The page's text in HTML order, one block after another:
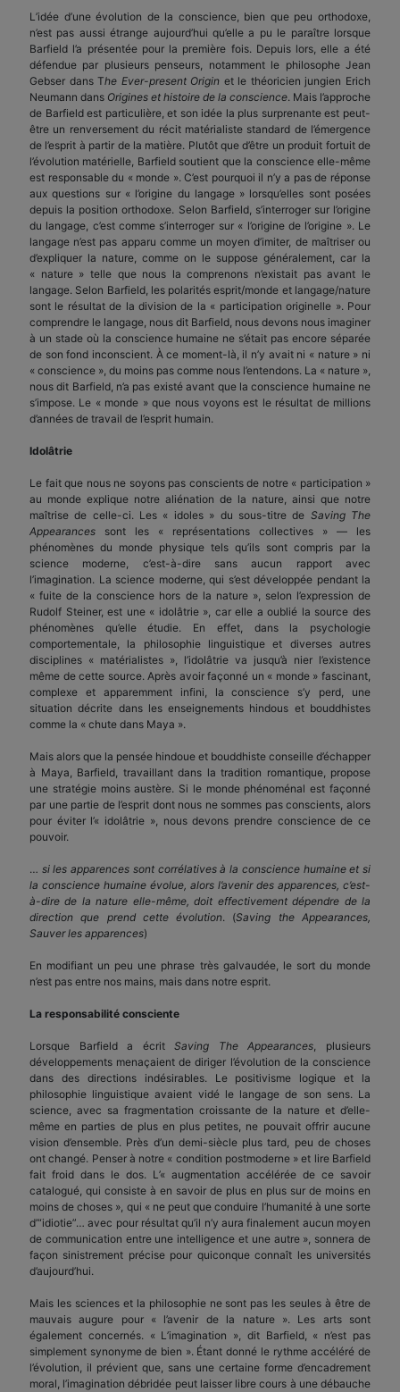
L’idée d’une évolution de la conscience, bien que peu orthodoxe,
n’est pas aussi étrange aujourd’hui qu’elle a pu le paraître lorsque
Barfield l’a présentée pour la première fois. Depuis lors, elle a été
défendue par plusieurs penseurs, notamment le philosophe Jean
Gebser dans The Ever-present Origin et le théoricien jungien Erich
Neumann dans Origines et histoire de la conscience. Mais l’approche
de Barfield est particulière, et son idée la plus surprenante est peut-
être un renversement du récit matérialiste standard de l’émergence
de l’esprit à partir de la matière. Plutôt que d’être un produit fortuit de
l’évolution matérielle, Barfield soutient que la conscience elle-même
est responsable du « monde ». C’est pourquoi il n’y a pas de réponse
aux questions sur « l’origine du langage » lorsqu’elles sont posées
depuis la position orthodoxe. Selon Barfield, s’interroger sur l’origine
du langage, c’est comme s’interroger sur « l’origine de l’origine ». Le
langage n’est pas apparu comme un moyen d’imiter, de maîtriser ou
d’expliquer la nature, comme on le suppose généralement, car la
« nature » telle que nous la comprenons n’existait pas avant le
langage. Selon Barfield, les polarités esprit/monde et langage/nature
sont le résultat de la division de la « participation originelle ». Pour
comprendre le langage, nous dit Barfield, nous devons nous imaginer
à un stade où la conscience humaine ne s’était pas encore séparée
de son fond inconscient. À ce moment-là, il n’y avait ni « nature » ni
« conscience », du moins pas comme nous l’entendons. La « nature »,
nous dit Barfield, n’a pas existé avant que la conscience humaine ne
s’impose. Le « monde » que nous voyons est le résultat de millions
d’années de travail de l’esprit humain.
Idolâtrie
Le fait que nous ne soyons pas conscients de notre « participation »
au monde explique notre aliénation de la nature, ainsi que notre
maîtrise de celle-ci. Les « idoles » du sous-titre de Saving The
Appearances sont les « représentations collectives » — les
phénomènes du monde physique tels qu’ils sont compris par la
science moderne, c’est-à-dire sans aucun rapport avec
l’imagination. La science moderne, qui s’est développée pendant la
« fuite de la conscience hors de la nature », selon l’expression de
Rudolf Steiner, est une « idolâtrie », car elle a oublié la source des
phénomènes qu’elle étudie. En effet, dans la psychologie
comportementale, la philosophie linguistique et diverses autres
disciplines « matérialistes », l’idolâtrie va jusqu’à nier l’existence
même de cette source. Après avoir façonné un « monde » fascinant,
complexe et apparemment infini, la conscience s’y perd, une
situation décrite dans les enseignements hindous et bouddhistes
comme la « chute dans Maya ».
Mais alors que la pensée hindoue et bouddhiste conseille d’échapper
à Maya, Barfield, travaillant dans la tradition romantique, propose
une stratégie moins austère. Si le monde phénoménal est façonné
par une partie de l’esprit dont nous ne sommes pas conscients, alors
pour éviter l’« idolâtrie », nous devons prendre conscience de ce
pouvoir.
… si les apparences sont corrélatives à la conscience humaine et si
la conscience humaine évolue, alors l’avenir des apparences, c’est-
à-dire de la nature elle-même, doit effectivement dépendre de la
direction que prend cette évolution. (Saving the Appearances,
Sauver les apparences)
En modifiant un peu une phrase très galvaudée, le sort du monde
n’est pas entre nos mains, mais dans notre esprit.
La responsabilité consciente
Lorsque Barfield a écritSaving The Appearances, plusieurs
développements menaçaient de diriger l’évolution de la conscience
dans des directions indésirables. Le positivisme logique et la
philosophie linguistique avaient vidé le langage de son sens. La
science, avec sa fragmentation croissante de la nature et d’elle-
même en parties de plus en plus petites, ne pouvait offrir aucune
vision d’ensemble. Près d’un demi-siècle plus tard, peu de choses
ont changé. Penser à notre « condition postmoderne » et lire Barfield
fait froid dans le dos. L’« augmentation accélérée de ce savoir
catalogué, qui consiste à en savoir de plus en plus sur de moins en
moins de choses », qui « ne peut que conduire l’humanité à une sorte
d’“idiotie”… avec pour résultat qu’il n’y aura finalement aucun moyen
de communication entre une intelligence et une autre », sonnera de
façon sinistrement précise pour quiconque connaît les universités
d’aujourd’hui.
Mais les sciences et la philosophie ne sont pas les seules à être de
mauvais augure pour « l’avenir de la nature ». Les arts sont
également concernés. « L’imagination », dit Barfield, « n’est pas
simplement synonyme de bien ». Étant donné le rythme accéléré de
l’évolution, il prévient que, sans une certaine forme d’encadrement
moral, l’imagination débridée peut laisser libre cours à une débauche